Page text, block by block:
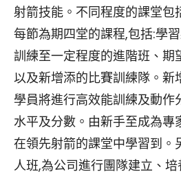
射箭技能。不同程度的課堂包
每節為期四堂的課程,包括:學
訓練至一定程度的進階班、期
以及新增添的比賽訓練隊。新
學員將進行高效能訓練及動作
水平及分數。由新手至成為專
在領先射箭的課堂中學習到。
人班,為公司進行團隊建立、